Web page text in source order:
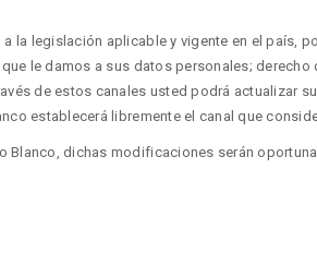
la legislación aplicable y vigente en el país,
le damos a sus datos personales;
de estos canales usted podrá
establecerá libremente el canal que
dichas modificaciones serán